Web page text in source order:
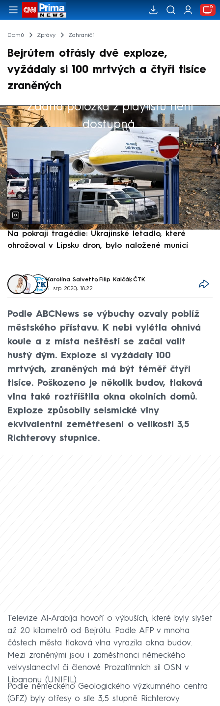
Domů Zprávy Zahraničí
Bejrútem otřásly dvě exploze,
vyžádaly si 100 mrtvých a čtyři tisíce
zraněných
Žádná položka z playlistu není
dostupná.
Výběr redakce
Na pokraji tragédie: Ukrajinské letadlo, které
ohrožoval v Lipsku dron, bylo naložené municí
Karolína Salvetto, Filip Kalčák,ČTK
4. srp 2020, 18:22
Podle ABCNews se výbuchy ozvaly poblíž
městského přístavu. K nebi vylétla ohnivá
koule a z místa neštěstí se začal valit
hustý dým. Exploze si vyžádaly 100
mrtvých, zraněných má být téměř čtyři
tisíce. Poškozeno je několik budov, tlaková
vlna také roztříštila okna okolních domů.
Exploze způsobily seismické vlny
ekvivalentní zemětřesení o velikosti 3,5
Richterovy stupnice.
Televize Al-Arabíja hovoří o výbuších, které byly slyšet
až 20 kilometrů od Bejrútu. Podle AFP v mnoha
částech města tlaková vlna vyrazila okna budov.
Mezi zraněnými jsou i zaměstnanci německého
velvyslanectví či členové Prozatímních sil OSN v
Libanonu (UNIFIL).
Podle německého Geologického výzkumného centra
(GFZ) byly otřesy o síle 3,5 stupně Richterovy